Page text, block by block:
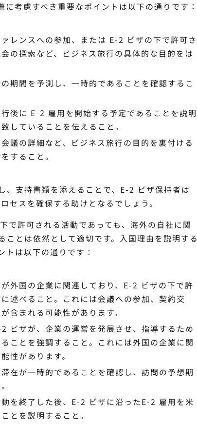
に考慮すべき重要なポイントは以下の通りです：
レンスへの参加、または E-2 ビザの下で許可さ
の探索など、ビジネス旅行の具体的な目的をは
期間を予測し、一時的であることを確認するこ
後に E-2 雇用を開始する予定であることを説明
していることを伝えること。
議の詳細など、ビジネス旅行の目的を裏付ける
すること。
、支持書類を添えることで、E-2 ビザ保持者は
セスを確保する助けとなるでしょう。
で許可される活動であっても、海外の自社に関
ことは依然として適切です。入国理由を説明する
トは以下の通りです：
外国の企業に関連しており、E-2 ビザの下で許
述べること。これには会議への参加、契約交
含まれる可能性があります。
ビザが、企業の運営を発展させ、指導するため
ことを強調すること。これには外国の企業に関
性があります。
在が一時的であることを確認し、訪問の予想期
を終了した後、E-2 ビザに沿ったE-2 雇用を米
とを説明すること。